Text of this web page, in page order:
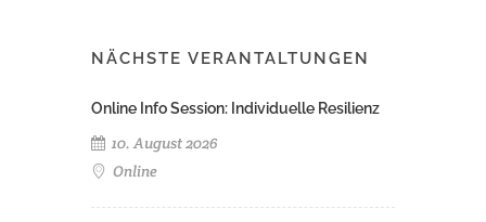
NÄCHSTE VERANTALTUNGEN
Online Info Session: Individuelle Resilienz
10. August 2026
Online